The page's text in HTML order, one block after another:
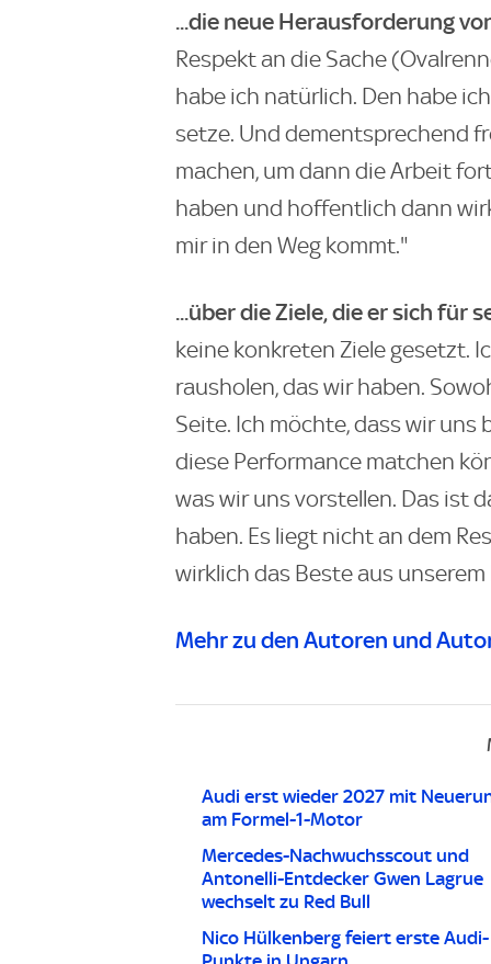
...die neue Herausforderung
Respekt an die Sache
habe ich natürlich. Den habe
setze. Und dementsprechend
machen, um dann die Arbeit
haben und hoffentlich dann
mir in den Weg kommt."
...über die Ziele, die er sich für
keine konkreten Ziele gesetzt.
rausholen, das wir haben.
Seite. Ich möchte, dass wir
diese Performance matchen
was wir uns vorstellen. Das ist
haben. Es liegt nicht an dem
wirklich das Beste aus
Mehr zu den Autoren und
Audi erst wieder 2027 mit
am Formel-1-Motor
Mercedes-Nachwuchsscout und
Antonelli-Entdecker Gwen Lagrue
wechselt zu Red Bull
Nico Hülkenberg feiert erste Audi-